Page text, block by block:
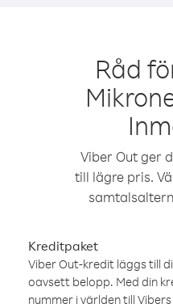
Råd
Viber Out ger
till lägre pris.
Kreditpaket
Viber Out-kredit läggs till
oavsett belopp. Med din
nummer i världen till